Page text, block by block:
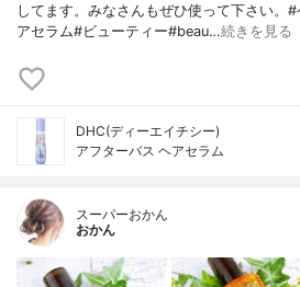
してます。みなさんもぜひ使って下さい。
アセラム#ビューティー#beau…続きを見る
DHC(ディーエイチシー)
アフターバス ヘアセラム
スーパーおかん
おかん